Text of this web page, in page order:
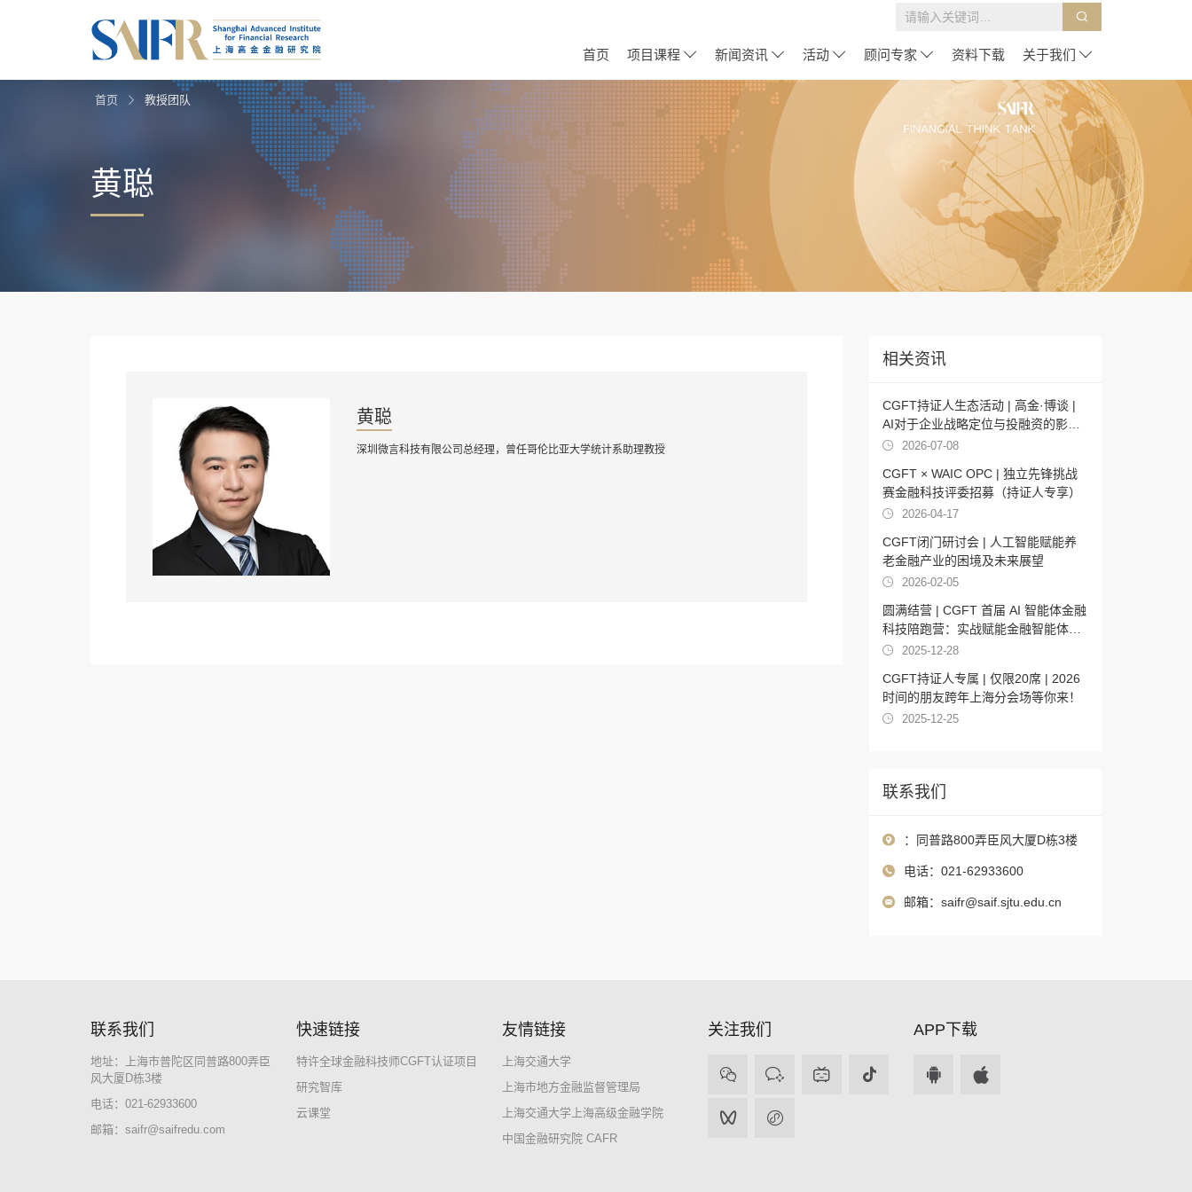
首页 项目课程 新闻资讯 活动 顾问专家 资料下载 关于我们
首页 教授团队
黄聪
黄聪
深圳微言科技有限公司总经理，曾任哥伦比亚大学统计系助理教授
相关资讯
CGFT持证人生态活动 | 高金·博谈 |
AI对于企业战略定位与投融资的影响
7/16 上海
2026-07-08
CGFT × WAIC OPC | 独立先锋挑战
赛金融科技评委招募（持证人专享）
2026-04-17
CGFT闭门研讨会 | 人工智能赋能养
老金融产业的困境及未来展望
2026-02-05
圆满结营 | CGFT 首届 AI 智能体金融
科技陪跑营：实战赋能金融智能体产
品创新新力量
2025-12-28
CGFT持证人专属 | 仅限20席 | 2026
时间的朋友跨年上海分会场等你来！
2025-12-25
联系我们
：同普路800弄臣风大厦D栋3楼
电话：021-62933600
邮箱： saifr@saif.sjtu.edu.cn
联系我们
地址：上海市普陀区同普路800弄臣
风大厦D栋3楼
电话：021-62933600
邮箱： saifr@saifredu.com
快速链接
特许全球金融科技师CGFT认证项目
研究智库
云课堂
友情链接
上海交通大学
上海市地方金融监督管理局
上海交通大学上海高级金融学院
中国金融研究院 CAFR
关注我们 APP下载